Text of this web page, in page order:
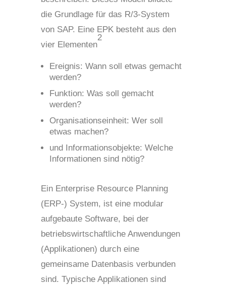
die Grundlage für das R/3-System
von SAP. Eine EPK besteht aus den
vier Elementen
2
Ereignis: Wann soll etwas gemacht
werden?
Funktion: Was soll gemacht
werden?
Organisationseinheit: Wer soll
etwas machen?
und Informationsobjekte: Welche
Informationen sind nötig?
Ein Enterprise Resource Planning
(ERP-) System, ist eine modular
aufgebaute Software, bei der
betriebswirtschaftliche Anwendungen
(Applikationen) durch eine
gemeinsame Datenbasis verbunden
sind. Typische Applikationen sind